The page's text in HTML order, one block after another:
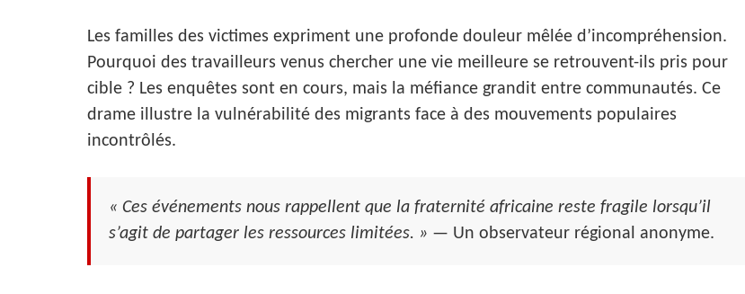
Les familles des victimes expriment une profonde douleur mêlée d’incompréhension.
Pourquoi des travailleurs venus chercher une vie meilleure se retrouvent-ils pris pour
cible ? Les enquêtes sont en cours, mais la méfiance grandit entre communautés. Ce
drame illustre la vulnérabilité des migrants face à des mouvements populaires
incontrôlés.
« Ces événements nous rappellent que la fraternité africaine reste fragile lorsqu’il
s’agit de partager les ressources limitées. » — Un observateur régional anonyme.